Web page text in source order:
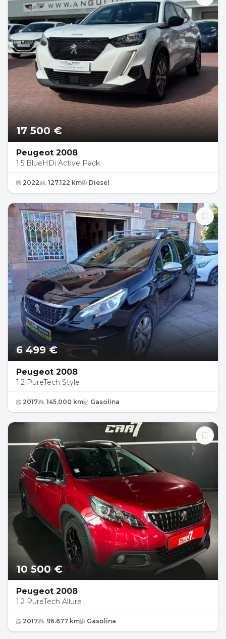
17 500 €
Peugeot 2008
1.5 BlueHDi Active Pack
2022 127.122 km Diesel
6 499 €
Peugeot 2008
1.2 PureTech Style
2017 145.000 km Gasolina
10 500 €
Peugeot 2008
1.2 PureTech Allure
2017 96.677 km Gasolina